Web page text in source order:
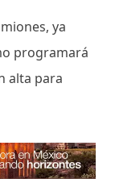
ya
programará
alta para